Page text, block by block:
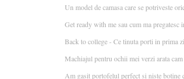
Un model de camasa care se potriveste
Get ready with me sau cum ma pregatesc
Back to college - Ce tinuta porti in prima zi
Machiajul pentru ochii mei verzi arata cam
Am gasit portofelul perfect si niste botine